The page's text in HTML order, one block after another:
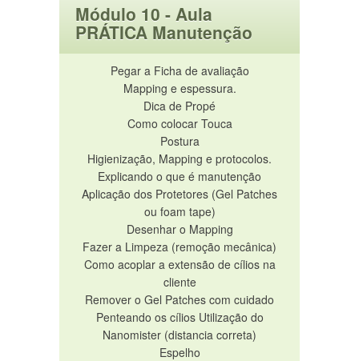
Módulo 10 - Aula
PRÁTICA Manutenção
Pegar a Ficha de avaliação
Mapping e espessura.
Dica de Propé
Como colocar Touca
Postura
Higienização, Mapping e protocolos.
Explicando o que é manutenção
Aplicação dos Protetores (Gel Patches
ou foam tape)
Desenhar o Mapping
Fazer a Limpeza (remoção mecânica)
Como acoplar a extensão de cílios na
cliente
Remover o Gel Patches com cuidado
Penteando os cílios Utilização do
Nanomister (distancia correta)
Espelho